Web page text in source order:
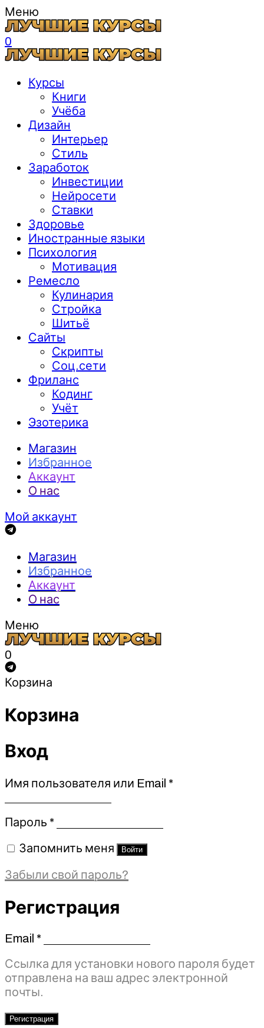
Меню
0
Курсы
Книги
Учёба
Дизайн
Интерьер
Стиль
Заработок
Инвестиции
Нейросети
Ставки
Здоровье
Иностранные языки
Психология
Мотивация
Ремесло
Кулинария
Стройка
Шитьё
Сайты
Скрипты
Соц.сети
Фриланс
Кодинг
Учёт
Эзотерика
Магазин
Избранное
Аккаунт
О нас
Мой аккаунт
Магазин
Избранное
Аккаунт
О нас
Меню
0
Корзина
Корзина
Вход
Имя пользователя или Email *Обязательно
Пароль *Обязательно
Запомнить меня Войти
Забыли свой пароль?
Регистрация
Email *Обязательно
Ссылка для установки нового пароля будет
отправлена ​​на ваш адрес электронной
почты.
Регистрация